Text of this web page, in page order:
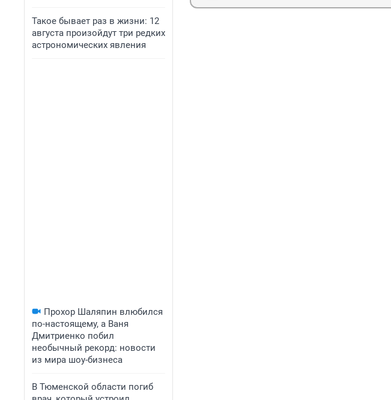
Такое бывает раз в жизни: 12
августа произойдут три редких
астрономических явления
Прохор Шаляпин влюбился
по-настоящему, а Ваня
Дмитриенко побил
необычный рекорд: новости
из мира шоу-бизнеса
В Тюменской области погиб